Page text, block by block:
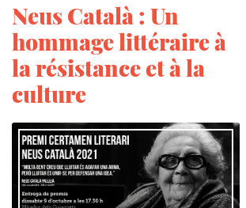
Neus Català : Un
hommage littéraire à
la résistance et à la
culture